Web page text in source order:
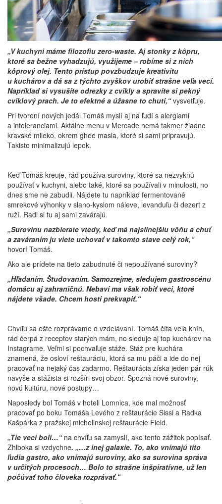
„V kuchyni máme filozofiu zero-waste. Aj stonky z kôpru,
ktoré sa bežne vyhadzujú, využijeme – robíme si z nich
kôprový olej. Tento prístup povzbudzuje kreativitu
u kuchárov a dá sa z týchto zvyškov urobiť strašne veľa vecí.
Napríklad si vysušíte odrezky z cvikly a spravíte si pekný
cviklový prach. Je to efektné a úžasne to chutí,“ vysvetľuje.
Pri tvorení nových jedál Tomáš myslí aj na ľudí s alergiami
a intoleranciami. Aktálne menu v Mercade nemá takmer žiadne
kravské mlieko, okrem ghee masla, ktoré si sami pripravujú.
Takisto minimalizujú lepok.
Keď Tomáš kreuje, rád používa suroviny, ktoré sa nezvyknú
používať v kuchyni, alebo také, ktoré sa používali v minulosti, no
dnes sme ne zabudli. Nájdete tu napríklad fermentované
smrekové výhonky v slano-kyslom náleve, levanduľu či dezert z
ruží. Radi si tu aj sami zavárajú.
„Surovinu nazbierate vtedy, keď má najsilnejšiu vôňu a chuť
a zaváraním ju viete uchovať v takomto stave celý rok,“
hovorí Tomáš.
Ako ale prídete na tieto zabudnuté či nepoužívané suroviny?
„Hľadaním. Študovaním. Samozrejme, sledujem gastroscénu
domácu aj zahraničnú. Nebaví ma však robiť veci, ktoré
nájdete všade. Chcem hostí prekvapiť.“
Chvíľu sa ešte rozprávame o vzdelávaní. Tomáš číta veľa kníh,
rád čerpá z receptov starých mám, no sleduje aj top kuchárov na
Instagrame. Veľmi si pochvaľuje stáže. Stáž pre kuchára
znamená, že osloví reštauráciu, ktorá sa mu páči a ide do nej
pracovať na nejaký čas zadarmo. Reštaurácia získa jeden pár rúk
navyše a stážista si rozšíri svoj obzor. Spozná nové suroviny,
novú kultúru, nové postupy…
Naposledy bol Tomáš v hoteli Lomnica, kde mal možnosť
pracovať po boku Tomáša Levého z reštaurácie Sissi a Radka
Kašpárka z pražskej michelinskej reštaurácie Field.
„Tie veci boli…“ na chvíľu sa zamyslí, ako tento zážitok popísať.
Zhlboka si vzdychne. „…z inej galaxie. To, ako vnímajú títo
ľudia gastro, ako vnímajú suroviny, ako sa surovina správa
v určitých procesoch… Bolo to strašne inšpiratívne, už len
počúvať toho človeka rozprávať.“